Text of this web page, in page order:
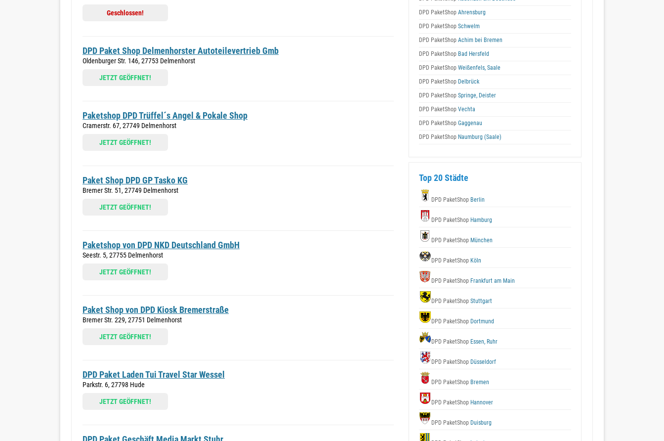
Geschlossen!
DPD Paket Shop Delmenhorster Autoteilevertrieb Gmb
Oldenburger Str. 146, 27753 Delmenhorst
JETZT GEÖFFNET!
Paketshop DPD Trüffel´s Angel & Pokale Shop
Cramerstr. 67, 27749 Delmenhorst
JETZT GEÖFFNET!
Paket Shop DPD GP Tasko KG
Bremer Str. 51, 27749 Delmenhorst
JETZT GEÖFFNET!
Paketshop von DPD NKD Deutschland GmbH
Seestr. 5, 27755 Delmenhorst
JETZT GEÖFFNET!
Paket Shop von DPD Kiosk Bremerstraße
Bremer Str. 229, 27751 Delmenhorst
JETZT GEÖFFNET!
DPD Paket Laden Tui Travel Star Wessel
Parkstr. 6, 27798 Hude
JETZT GEÖFFNET!
DPD PaketShop Ahrensburg
DPD PaketShop Schwelm
DPD PaketShop Achim bei Bremen
DPD PaketShop Bad Hersfeld
DPD PaketShop Weißenfels, Saale
DPD PaketShop Delbrück
DPD PaketShop Springe, Deister
DPD PaketShop Vechta
DPD PaketShop Gaggenau
DPD PaketShop Naumburg (Saale)
Top 20 Städte
DPD PaketShop Berlin
DPD PaketShop Hamburg
DPD PaketShop München
DPD PaketShop Köln
DPD PaketShop Frankfurt am Main
DPD PaketShop Stuttgart
DPD PaketShop Dortmund
DPD PaketShop Essen, Ruhr
DPD PaketShop Düsseldorf
DPD PaketShop Bremen
DPD PaketShop Hannover
DPD PaketShop Duisburg